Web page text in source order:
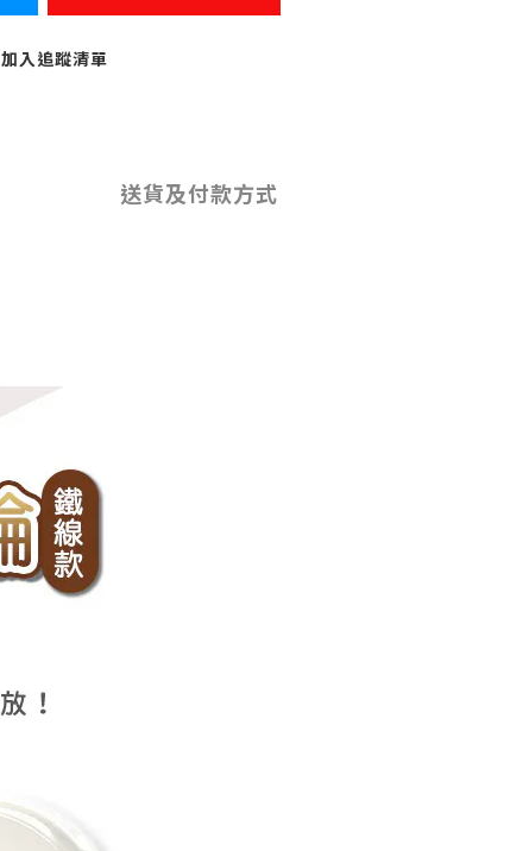
加入追蹤清單
送貨及付款方式